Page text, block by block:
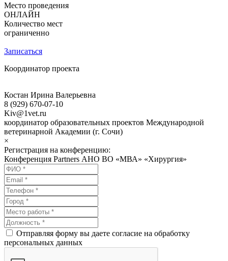
Место проведения
ОНЛАЙН
Количество мест
ограниченно
Записаться
Координатор проекта
Костан Ирина Валерьевна
8 (929) 670-07-10
Kiv@1vet.ru
координатор образовательных проектов Международной
ветеринарной Академии (г. Сочи)
×
Регистрация на конференцию:
Конференция Partners АНО ВО «МВА» «Хирургия»
Отправляя форму вы даете согласие на обработку
персональных данных